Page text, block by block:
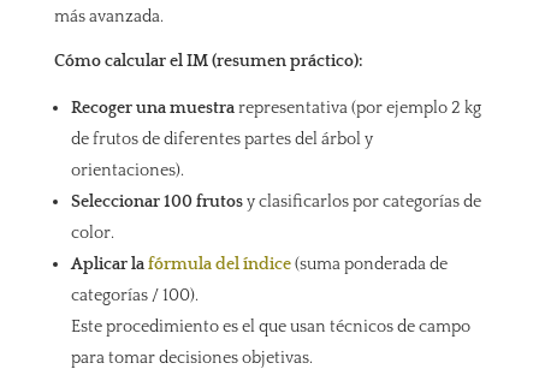
más avanzada.
Cómo calcular el IM (resumen práctico):
Recoger una muestrarepresentativa (por ejemplo 2 kg
de frutos de diferentes partes del árbol y
orientaciones).
Seleccionar 100 frutosy clasificarlos por categorías de
color.
Aplicar lafórmula del índice(suma ponderada de
categorías / 100).
Este procedimiento es el que usan técnicos de campo
para tomar decisiones objetivas.